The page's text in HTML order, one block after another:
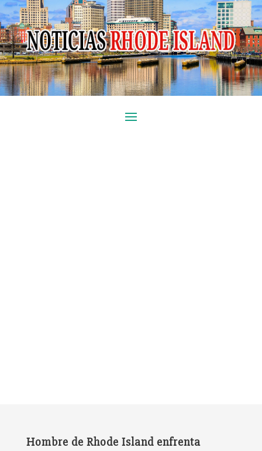
Hombre de Rhode Island enfrenta